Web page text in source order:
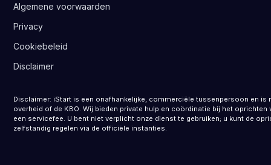
Algemene voorwaarden
Privacy
Cookiebeleid
Disclaimer
Disclaimer: iStart is een onafhankelijke, commerciële tussenpersoon en is
overheid of de KBO. Wij bieden private hulp en coördinatie bij het
een servicefee. U bent niet verplicht onze dienst te gebruiken; u kunt de
zelfstandig regelen via de officiële instanties.